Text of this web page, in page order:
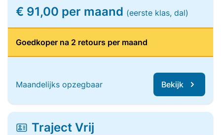
€ 91,00 per maand (eerste klas, dal)
Goedkoper na 2 retours per maand
Maandelijks opzegbaar Bekijk
Traject Vrij